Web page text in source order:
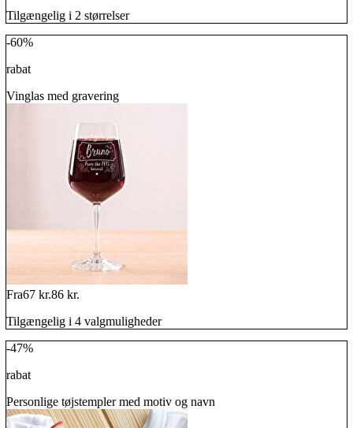
Tilgængelig i 2 størrelser
-60%
rabat
Vinglas med gravering
Fra67 kr.86 kr.
Tilgængelig i 4 valgmuligheder
-47%
rabat
Personlige tøjstempler med motiv og navn